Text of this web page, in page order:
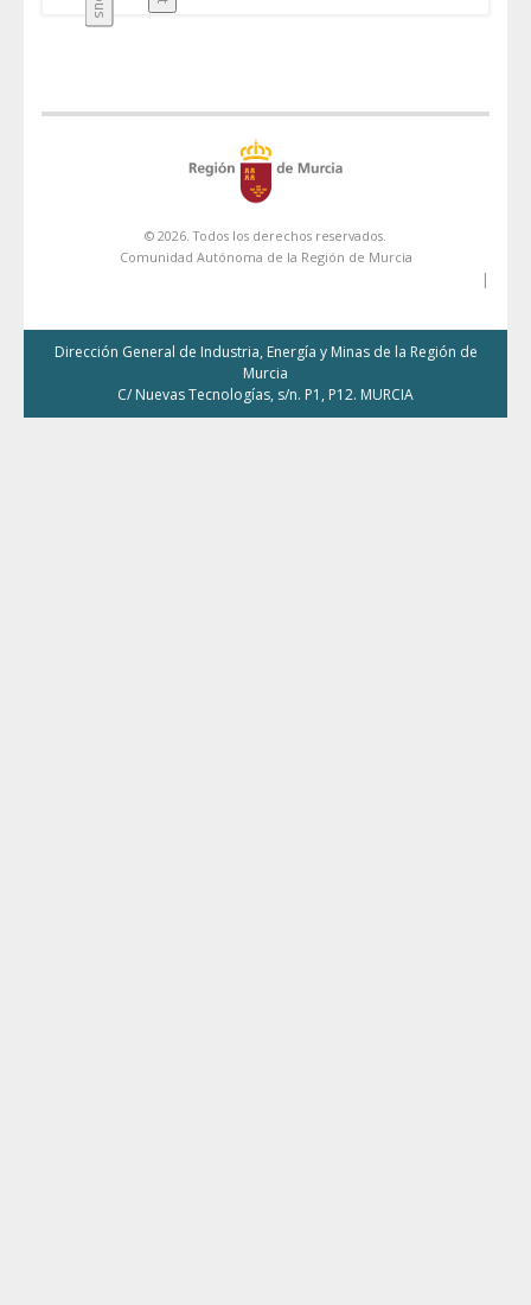
© 2026. Todos los derechos reservados.
Comunidad Autónoma de la Región de Murcia
|
Dirección General de Industria, Energía y Minas de la Región de
Murcia
C/ Nuevas Tecnologías, s/n. P1, P12. MURCIA